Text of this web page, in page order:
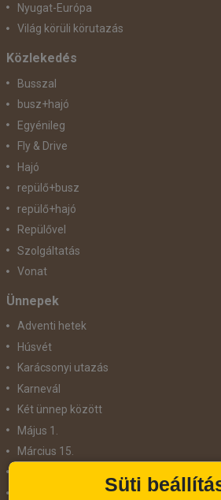
Nyugat-Európa
Világ körüli körutazás
Közlekedés
Busszal
busz+hajó
Egyénileg
Fly & Drive
Hajó
repülő+busz
repülő+hajó
Repülővel
Szolgáltatás
Vonat
Ünnepek
Adventi hetek
Húsvét
Karácsonyi utazás
Karnevál
Két ünnep között
Május 1.
Március 15.
Süti